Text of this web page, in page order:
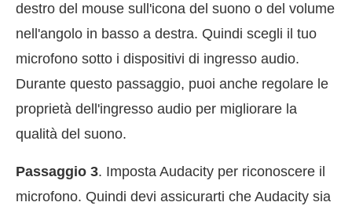
destro del mouse sull'icona del suono o del volume
nell'angolo in basso a destra. Quindi scegli il tuo
microfono sotto i dispositivi di ingresso audio.
Durante questo passaggio, puoi anche regolare le
proprietà dell'ingresso audio per migliorare la
qualità del suono.
Passaggio 3. Imposta Audacity per riconoscere il
microfono. Quindi devi assicurarti che Audacity sia